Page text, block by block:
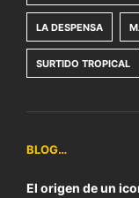
LA DESPENSA
SURTIDO TROPICAL
BLOG…
El origen de un